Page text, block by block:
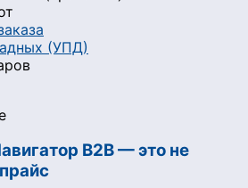
(УПД)
B2B — это не